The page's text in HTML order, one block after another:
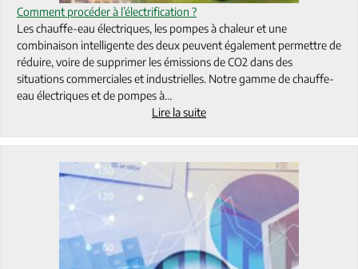
Comment procéder à l’électrification ?
Les chauffe-eau électriques, les pompes à chaleur et une
combinaison intelligente des deux peuvent également permettre de
réduire, voire de supprimer les émissions de CO2 dans des
situations commerciales et industrielles. Notre gamme de chauffe-
eau électriques et de pompes à…
Lire la suite